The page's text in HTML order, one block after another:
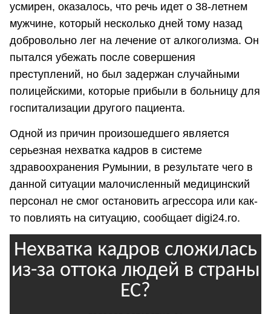
усмирен, оказалось, что речь идет о 38-летнем
мужчине, который несколько дней тому назад
добровольно лег на лечение от алкоголизма. Он
пытался убежать после совершения
преступлений, но был задержан случайными
полицейскими, которые прибыли в больницу для
госпитализации другого пациента.
Одной из причин произошедшего является
серьезная нехватка кадров в системе
здравоохранения Румынии, в результате чего в
данной ситуации малочисленный медицинский
персонал не смог остановить агрессора или как-
то повлиять на ситуацию, сообщает digi24.ro.